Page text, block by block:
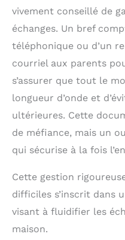
vivement conseillé de
échanges. Un bref
téléphonique ou d’un
courriel aux parents
s’assurer que tout le
longueur d’onde et
ultérieures. Cette
de méfiance, mais un
qui sécurise à la fois
Cette gestion
difficiles s’inscrit dans
visant à fluidifier les
maison.